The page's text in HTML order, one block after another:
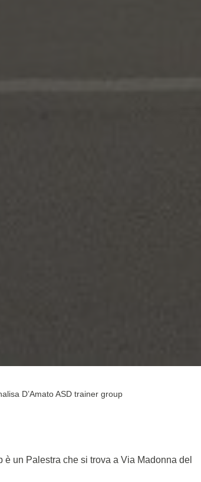
D’Amato ASD trainer group
un Palestra che si trova a Via Madonna del